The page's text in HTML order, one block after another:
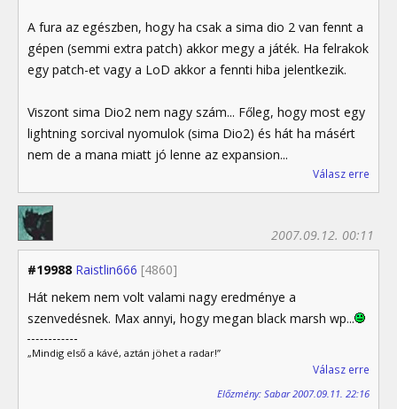
A fura az egészben, hogy ha csak a sima dio 2 van fennt a
gépen (semmi extra patch) akkor megy a játék. Ha felrakok
egy patch-et vagy a LoD akkor a fennti hiba jelentkezik.
Viszont sima Dio2 nem nagy szám... Főleg, hogy most egy
lightning sorcival nyomulok (sima Dio2) és hát ha másért
nem de a mana miatt jó lenne az expansion...
Válasz erre
#19988 Raistlin666 [4860]
2007.09.12. 00:11
Hát nekem nem volt valami nagy eredménye a
szenvedésnek. Max annyi, hogy megan black marsh wp...
„Mindig első a kávé, aztán jöhet a radar!”
Válasz erre
Előzmény: Sabar 2007.09.11. 22:16